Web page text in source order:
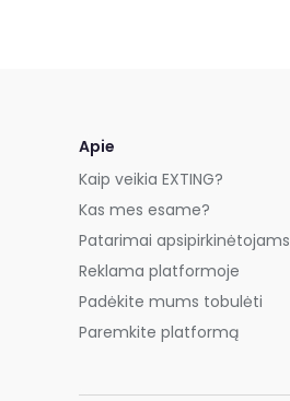
Apie
Kaip veikia EXTING?
Kas mes esame?
Patarimai apsipirkinėtojams
Reklama platformoje
Padėkite mums tobulėti
Paremkite platformą